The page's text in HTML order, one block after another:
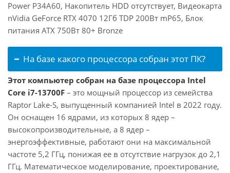
Power P34A60, Накопитель HDD отсутствует, Видеокарта
nVidia GeForce RTX 4070 12Гб TDP 200Вт mP65, Блок
питания ATX 750Вт 80+ Bronze
На базе какого процессора собран этот ПК?
Этот компьютер собран на базе процессора Intel
Core i7-13700F – это мощный процессор из семейства
Raptor Lake-S, выпущенный компанией Intel в 2022 году.
Он оснащен 16 ядрами, из которых 8 ядер –
высокопроизводительные, а 8 ядер –
энергоэффективные, работают они на максимальной
частоте 5,2 ГГц, понижая ее в отсутствие нагрузок до 2,1
ГГц. Математическое моделирование, проектирование,